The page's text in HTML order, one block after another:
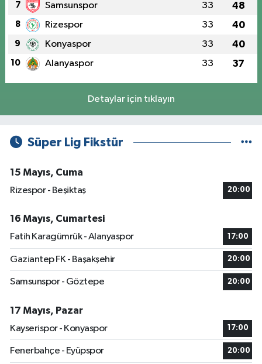
7 Samsunspor 33 48
8 Rizespor 33 40
9 Konyaspor 33 40
10 Alanyaspor 33 37
Detaylar için tıklayın
Süper Lig Fikstür
15 Mayıs, Cuma
Rizespor - Beşiktaş
20:00
16 Mayıs, Cumartesi
Fatih Karagümrük - Alanyaspor
17:00
Gaziantep FK - Başakşehir 20:00
Samsunspor - Göztepe 20:00
17 Mayıs, Pazar
Kayserispor - Konyaspor
17:00
Fenerbahçe - Eyüpspor 20:00